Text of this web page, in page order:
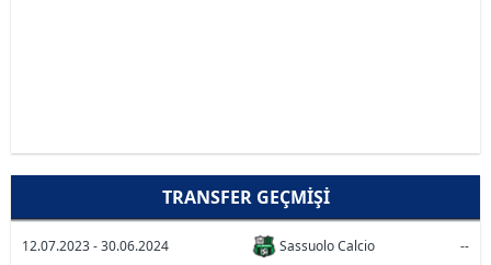
TRANSFER GEÇMIŞI
12.07.2023 - 30.06.2024 Sassuolo Calcio --